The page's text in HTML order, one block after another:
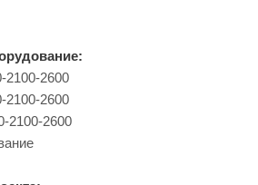
2100-2600
2100-2600
2100-2600